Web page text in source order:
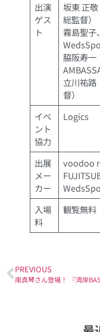
出演
ゲス
ト
坂東 正
総監督）
霧島聖子
脇阪寿一
立川祐路
督）
イベ
ント
協力
Logics
出展
メー
カー
voodoo
入場
料
観覧無料
PREVIOUS